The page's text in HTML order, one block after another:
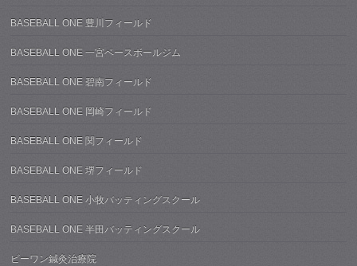
BASEBALL ONE 豊川フィールド
BASEBALL ONE 一宮ベースボールジム
BASEBALL ONE 碧南フィールド
BASEBALL ONE 岡崎フィールド
BASEBALL ONE 関フィールド
BASEBALL ONE 堺フィールド
BASEBALL ONE 小牧バッティングスクール
BASEBALL ONE 半田バッティングスクール
ビーワン鍼灸治療院